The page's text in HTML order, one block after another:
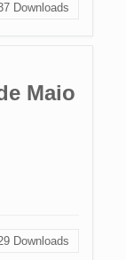
Downloads
Maio
Downloads